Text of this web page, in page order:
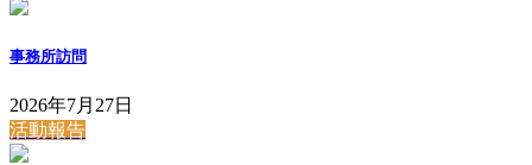
事務所訪問
2026年7月27日
活動報告